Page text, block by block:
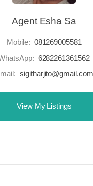
Agent Esha Sa
Mobile: 081269005581
6282261361562
sigitharjito@gmail.com
View My Listings